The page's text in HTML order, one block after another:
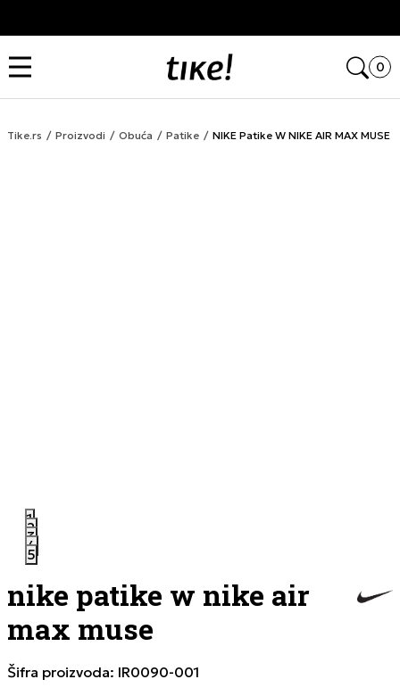
0
Tike.rs Proizvodi Obuća Patike NIKE Patike W NIKE AIR MAX MUSE
1
2
3
4
5
nike patike w nike air
max muse
Šifra proizvoda: IR0090-001